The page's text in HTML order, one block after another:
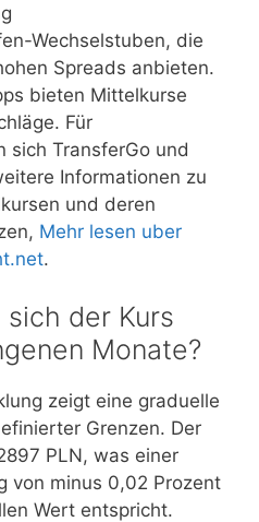
Wechselstuben, die
Spreads anbieten.
bieten Mittelkurse
Für
sich TransferGo und
Informationen zu
und deren
Mehr lesen uber
.
der Kurs
Monate?
zeigt eine graduelle
Grenzen. Der
PLN, was einer
von minus 0,02 Prozent
Wert entspricht.